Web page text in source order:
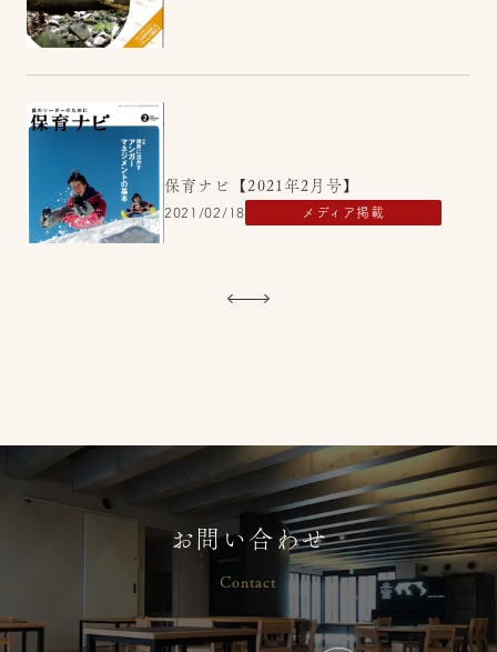
保育ナビ【2021年2月号】
2021/02/18 メディア掲載
2021/02/18 メディア掲載
お問い合わせ
Contact